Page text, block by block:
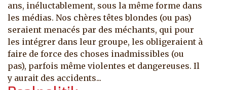
ans, inéluctablement, sous la même forme dans
les médias. Nos chères têtes blondes (ou pas)
seraient menacés par des méchants, qui pour
les intégrer dans leur groupe, les obligeraient à
faire de force des choses inadmissibles (ou
pas), parfois même violentes et dangereuses. Il
y aurait des accidents...